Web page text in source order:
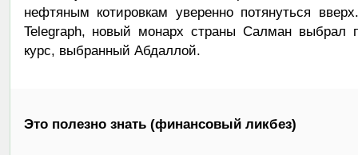
нефтяным котировкам уверенно потянуться
Telegraph, новый монарх страны Салман выбрал
курс, выбранный Абдаллой.
Это полезно знать (финансовый ликбез)